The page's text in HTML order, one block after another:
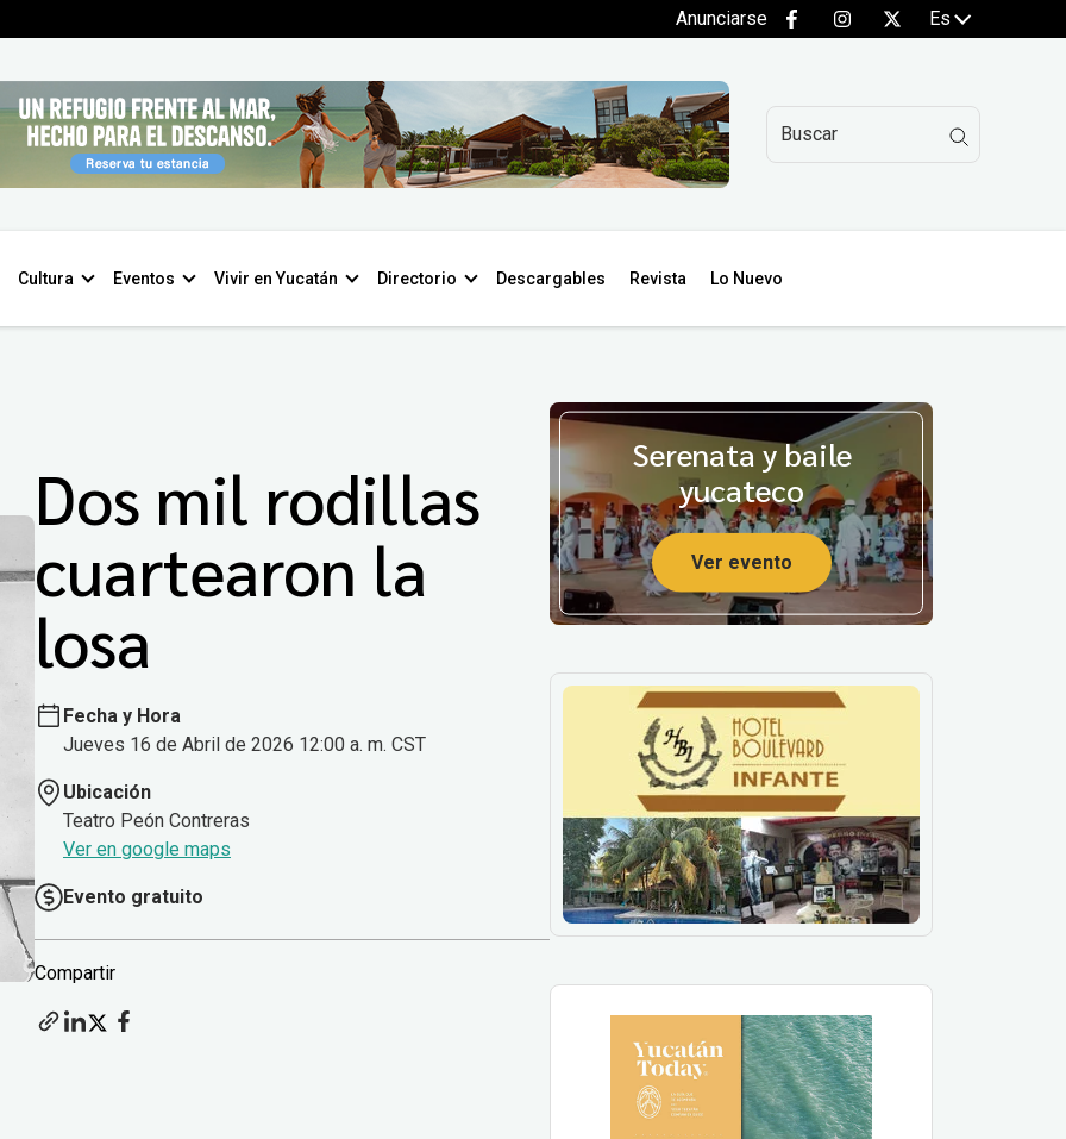
Anunciarse Es
Cultura Eventos Vivir en Yucatán Directorio Descargables Revista Lo Nuevo
Dos mil rodillas
cuartearon la
losa
Fecha y Hora
Jueves 16 de Abril de 2026 12:00 a. m. CST
Ubicación
Teatro Peón Contreras
Ver en google maps
Evento gratuito
Compartir
Serenata y baile
yucateco
Ver evento